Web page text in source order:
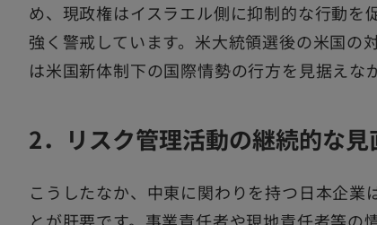
め、現政権はイスラエル側に抑制的な行動を
強く警戒しています。米大統領選後の米国の
は米国新体制下の国際情勢の行方を見据えな
2．リスク管理活動の継続的な見
こうしたなか、中東に関わりを持つ日本企